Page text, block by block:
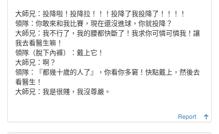
大師兄：投降啦！投降拉！！！投降了我投降了！！！！
領隊：你敢來和我比賽，現在還沒進球，你就投降？
大師兄：我不行了，我的腰都快斷了！我求你可憐可憐我！讓
我去看醫生嘛！
領隊（脫下內褲）：戴上它！
大師兄：啊？
領隊：『都幾十歲的人了』，你看你多窘！快點戴上，然後去
看醫生！
大師兄：我是很賤，我沒尊嚴。
Report